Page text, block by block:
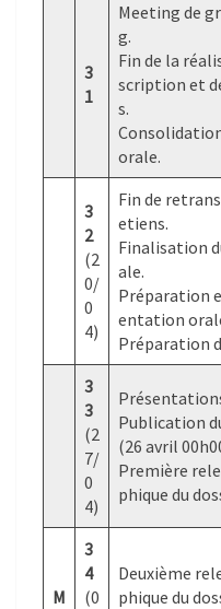
3
1
Meeting de
g.
Fin de la
scription et
s.
orale.
3
2
(2
0/
0
4)
Fin de
etiens.
Finalisation
ale.
Préparation
entation
Préparation
3
3
(2
7/
0
4)
Publication
(26 avril
Première
phique du
M
3
4
(0
Deuxième
phique du